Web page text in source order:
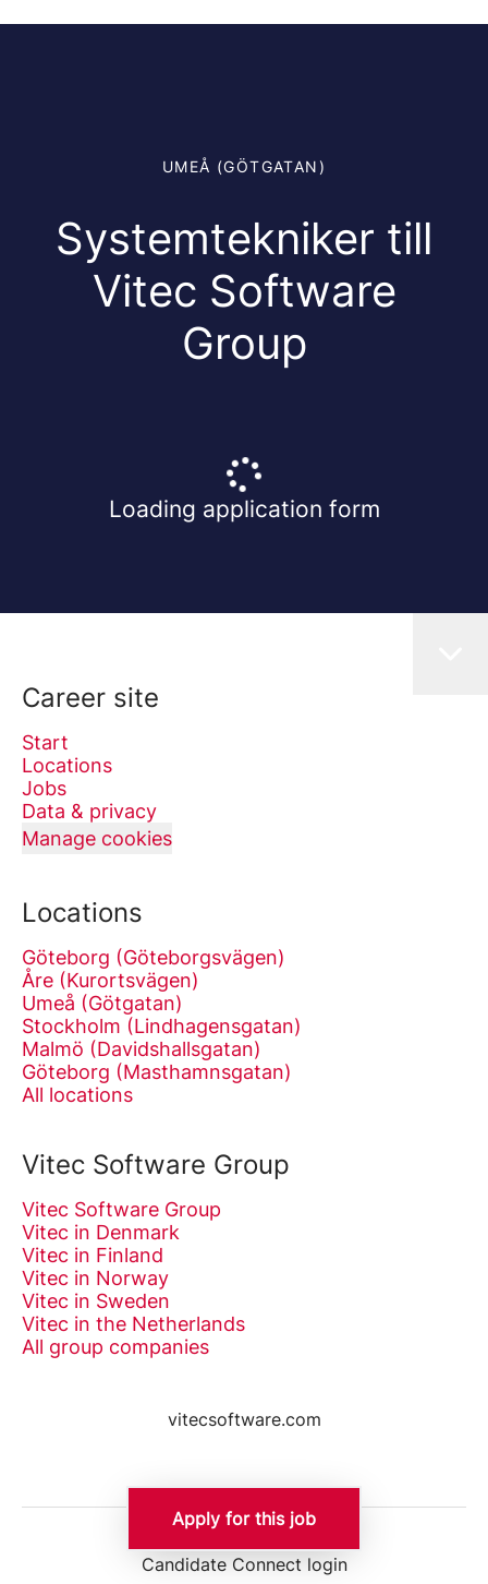
Apply for this job
UMEÅ (GÖTGATAN)
Systemtekniker till
Vitec Software
Group
Loading application form
Career site
Start
Locations
Jobs
Data & privacy
Manage cookies
Locations
Göteborg (Göteborgsvägen)
Åre (Kurortsvägen)
Umeå (Götgatan)
Stockholm (Lindhagensgatan)
Malmö (Davidshallsgatan)
Göteborg (Masthamnsgatan)
All locations
Vitec Software Group
Vitec Software Group
Vitec in Denmark
Vitec in Finland
Vitec in Norway
Vitec in Sweden
Vitec in the Netherlands
All group companies
vitecsoftware.com
Candidate Connect login